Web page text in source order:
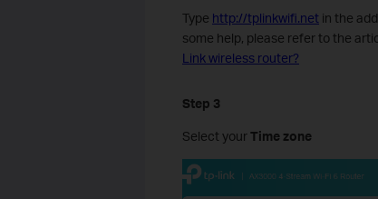
Type http://tplinkwifi.netin the
some help, please refer to the
Link wireless router?
Step 3
Select yourTime zone